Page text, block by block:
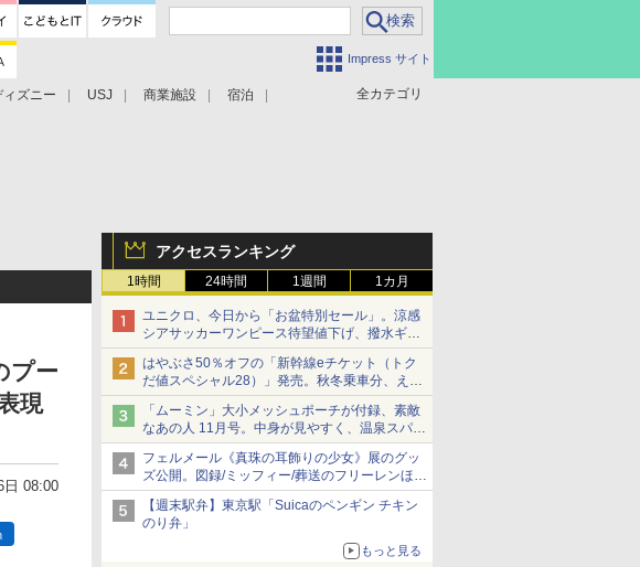
Impress サイト
全カテゴリ
ィズニー USJ 商業施設 宿泊
アクセスランキング
1時間 24時間 1週間 1カ月
ユニクロ、今日から「お盆特別セール」。涼感
シアサッカーワンピース待望値下げ、撥水ギア
ショーツは1990円に
はやぶさ50％オフの「新幹線eチケット（トク
だ値スペシャル28）」発売。秋冬乗車分、えき
ねっと限定
「ムーミン」大小メッシュポーチが付録、素敵
なあの人 11月号。中身が見やすく、温泉スパに
も使える
フェルメール《真珠の耳飾りの少女》展のグッ
ズ公開。図録/ミッフィー/葬送のフリーレンほ
か、注目ブランドコラボが実現
【週末駅弁】東京駅「Suicaのペンギン チキン
のり弁」
もっと見る
プー
現
日 08:00